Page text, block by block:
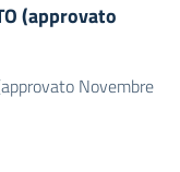
(approvato
Novembre